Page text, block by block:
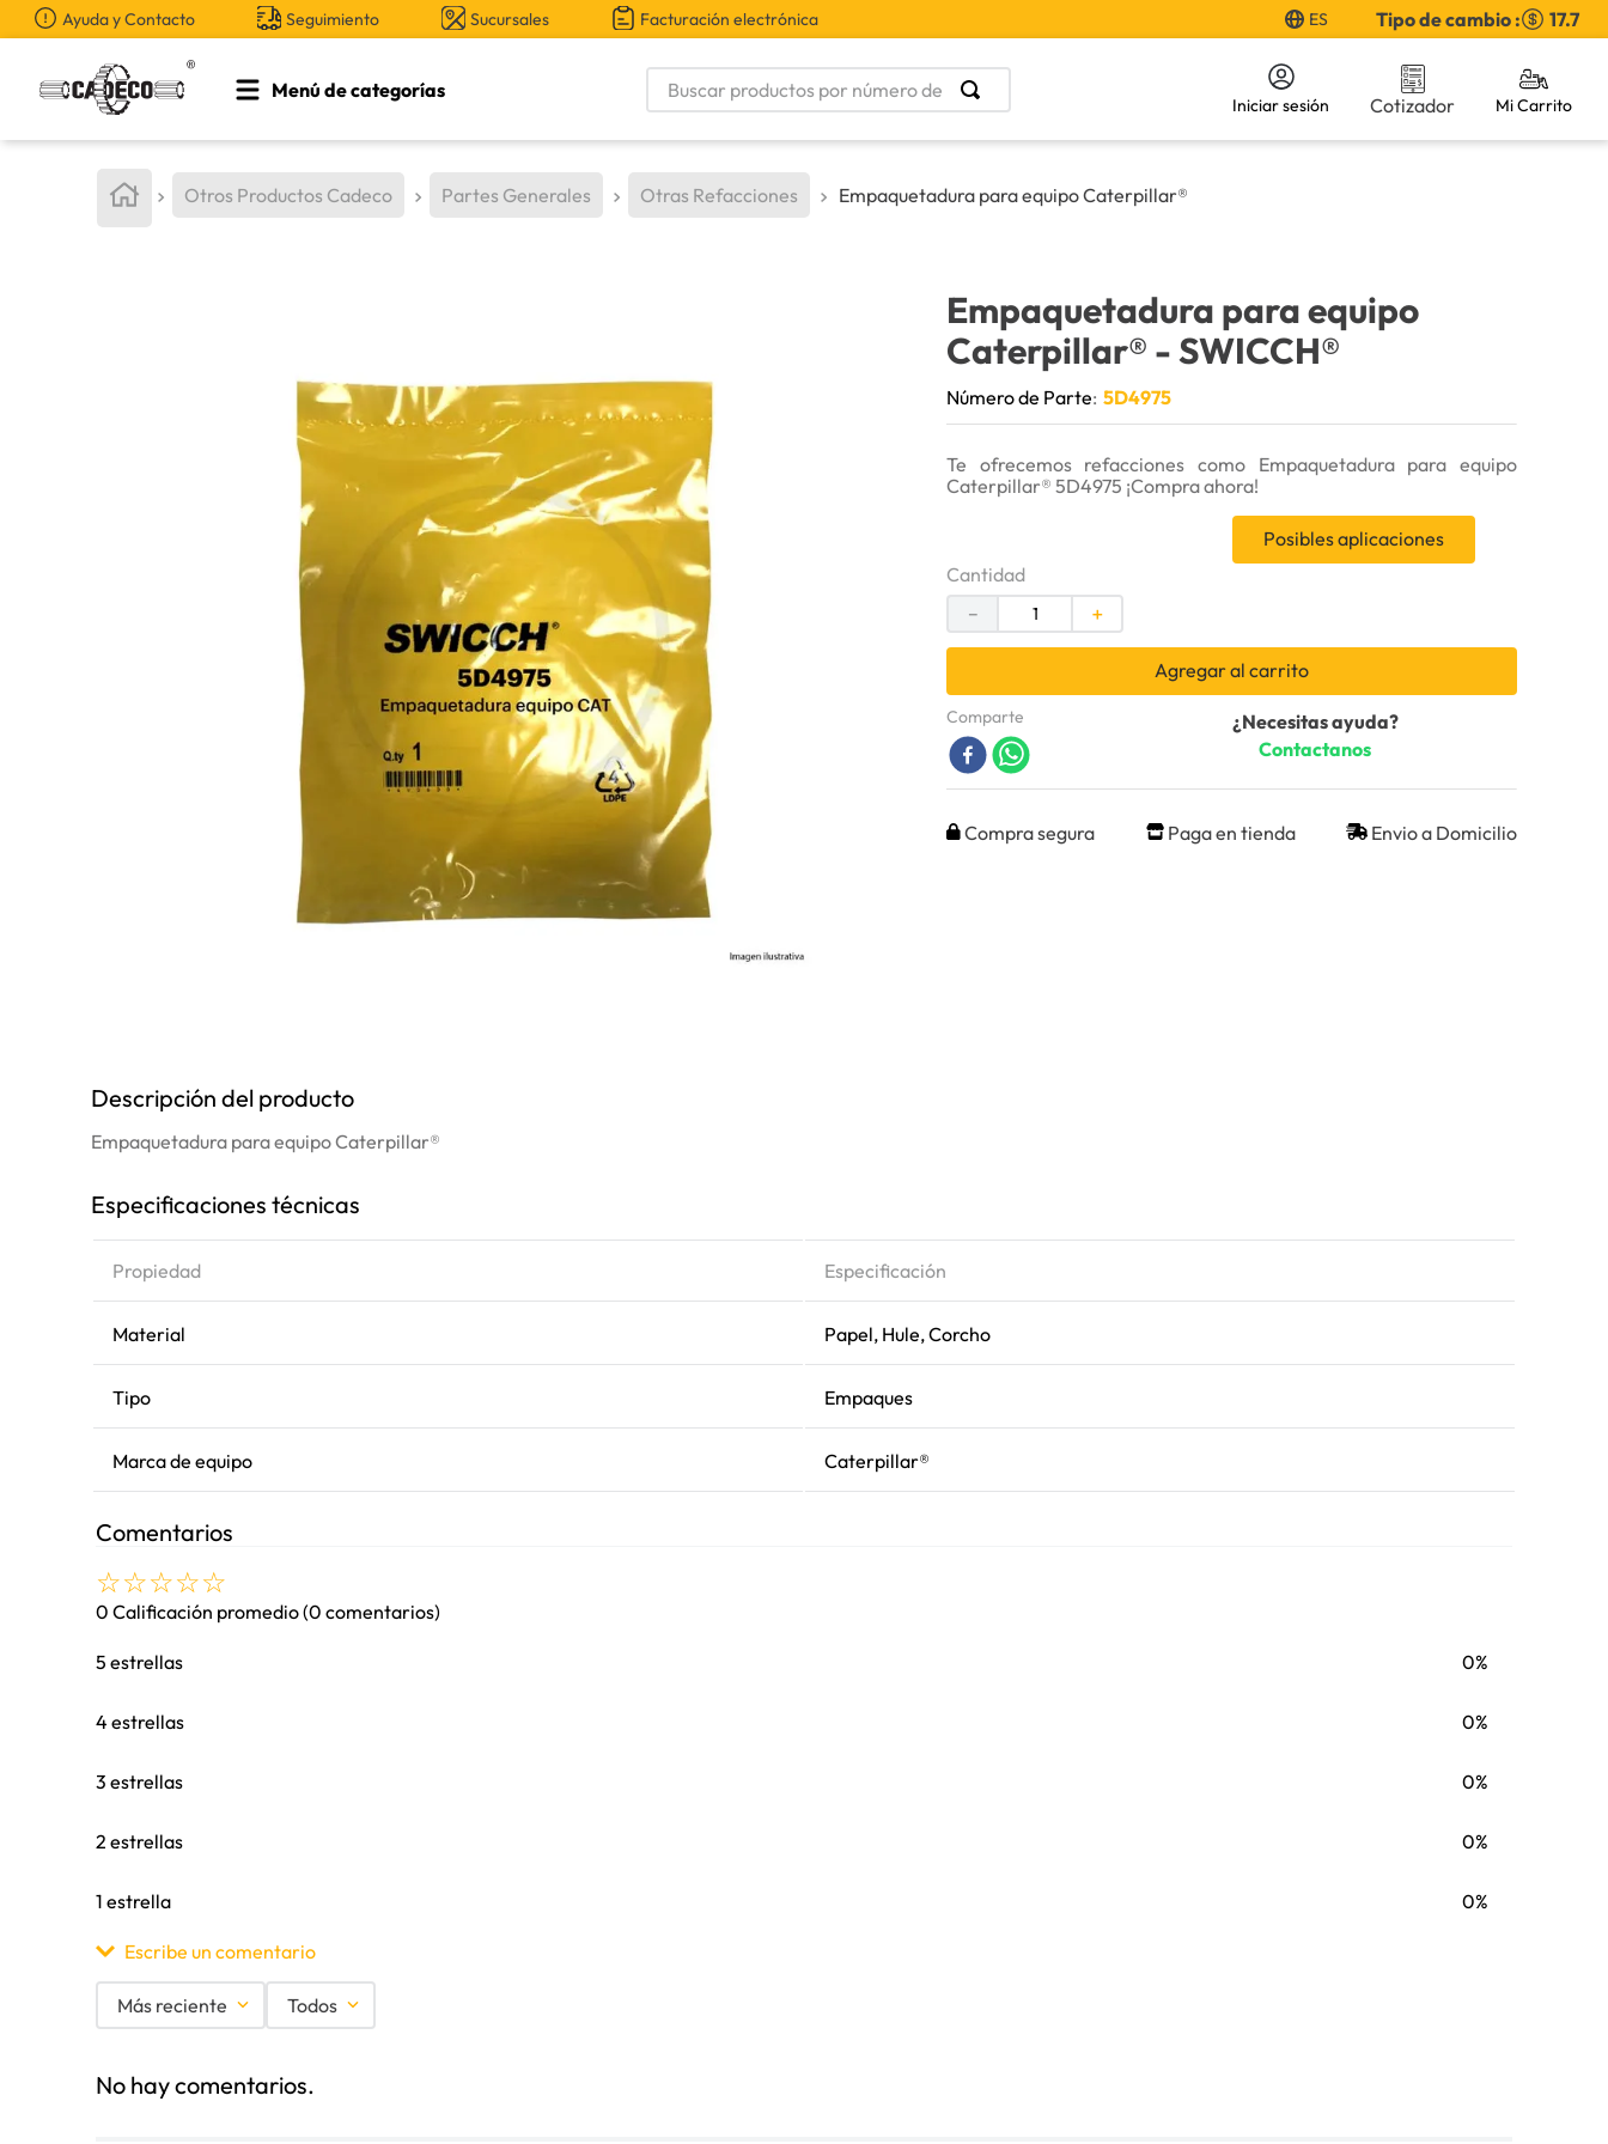
Ayuda y Contacto Seguimiento Sucursales Facturación electrónica ES Tipo de cambio : 17.7
Menú de categorías
Buscar productos por número de parte
Iniciar sesión Cotizador
Otros Productos Cadeco Partes Generales Otras Refacciones Empaquetadura para equipo Caterpillar®
Empaquetadura para equipo
Caterpillar® - SWICCH®
Número de Parte: 5D4975
Te ofrecemos refacciones como Empaquetadura para equipo
Caterpillar® 5D4975 ¡Compra ahora!
Posibles aplicaciones
Cantidad
＋
－
Agregar al carrito
Comparte
¿Necesitas ayuda?
Contactanos
Compra segura Paga en tienda Envio a Domicilio
Descripción del producto
Empaquetadura para equipo Caterpillar®
Especificaciones técnicas
Propiedad Especificación
Material Papel, Hule, Corcho
Tipo Empaques
Marca de equipo Caterpillar®
Comentarios
☆☆☆☆☆
0 Calificación promedio(0 comentarios)
5 estrellas 0%
4 estrellas 0%
3 estrellas 0%
2 estrellas 0%
1 estrella 0%
Escribe un comentario
Título
Más reciente Todos
No hay comentarios.
TÉRMINOS MÁS BUSCADOS
puntas
pintura
cuchillas
anticongelante